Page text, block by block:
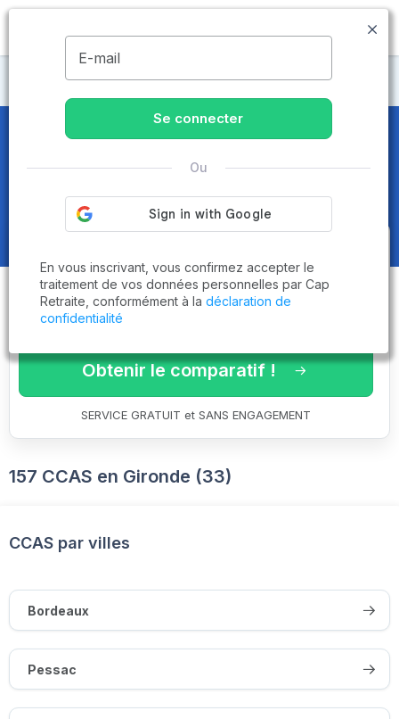
MENU
CCAS
CCASen Gironde (33)
Obtenez le
comparatif des
établissementsadaptés à vos
critères en 3 minutes !
Obtenir le comparatif !
SERVICE GRATUIT et SANS ENGAGEMENT
157 CCAS en Gironde (33)
CCAS par villes
Bordeaux
Pessac
E-mail
Se connecter
Ou
En vous inscrivant, vous confirmez accepter le
traitement de vos données personnelles par Cap
Retraite, conformément à la déclaration de
confidentialité